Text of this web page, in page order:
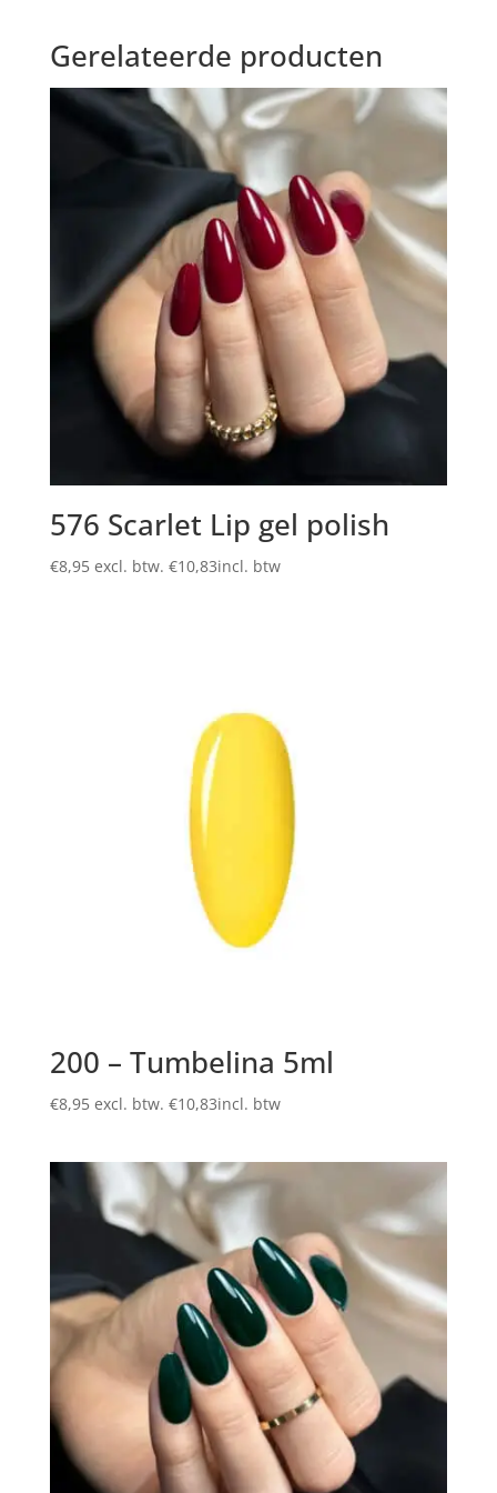
Gerelateerde producten
576 Scarlet Lip gel polish
€8,95 excl. btw. €10,83incl. btw
200 – Tumbelina 5ml
€8,95 excl. btw. €10,83incl. btw